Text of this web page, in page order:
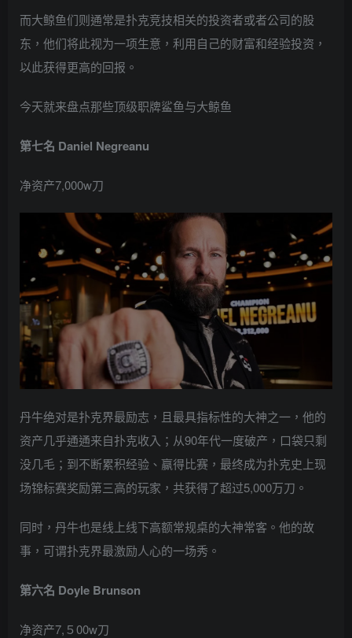
而大鲸鱼们则通常是扑克竞技相关的投资者或者公司的股
东，他们将此视为一项生意，利用自己的财富和经验投资，
以此获得更高的回报。
今天就来盘点那些顶级职牌鲨鱼与大鲸鱼
第七名 Daniel Negreanu
净资产7,000w刀
丹牛绝对是扑克界最励志，且最具指标性的大神之一，他的
资产几乎通通来自扑克收入；从90年代一度破产，口袋只剩
没几毛；到不断累积经验、赢得比赛，最终成为扑克史上现
场锦标赛奖励第三高的玩家，共获得了超过5,000万刀。
同时，丹牛也是线上线下高额常规桌的大神常客。他的故
事，可谓扑克界最激励人心的一场秀。
第六名 Doyle Brunson
净资产7,５00w刀